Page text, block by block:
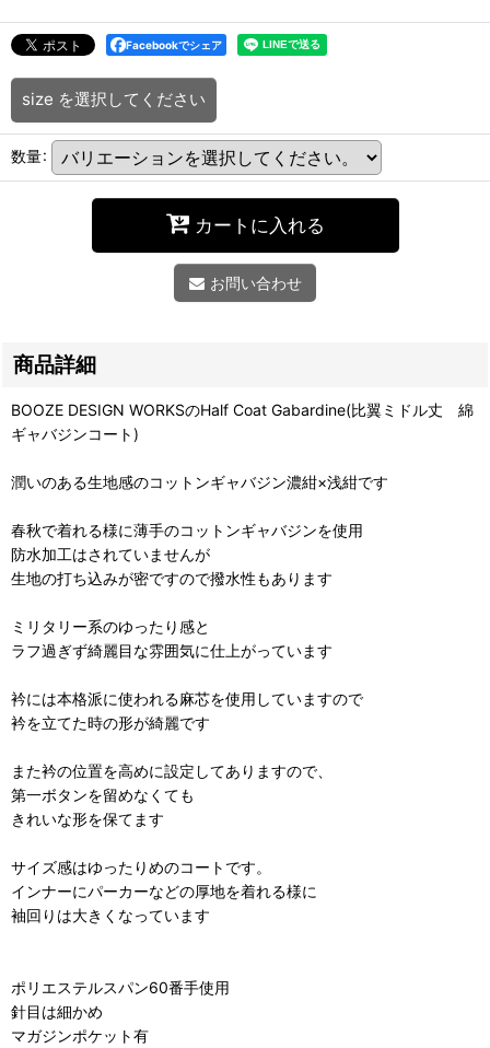
Facebookでシェア
size を選択してください
数量:
カートに入れる
お問い合わせ
商品詳細
BOOZE DESIGN WORKSのHalf Coat Gabardine(比翼ミドル丈 綿
ギャバジンコート)
潤いのある生地感のコットンギャバジン濃紺×浅紺です
春秋で着れる様に薄手のコットンギャバジンを使用
防水加工はされていませんが
生地の打ち込みが密ですので撥水性もあります
ミリタリー系のゆったり感と
ラフ過ぎず綺麗目な雰囲気に仕上がっています
衿には本格派に使われる麻芯を使用していますので
衿を立てた時の形が綺麗です
また衿の位置を高めに設定してありますので、
第一ボタンを留めなくても
きれいな形を保てます
サイズ感はゆったりめのコートです。
インナーにパーカーなどの厚地を着れる様に
袖回りは大きくなっています
ポリエステルスパン60番手使用
針目は細かめ
マガジンポケット有